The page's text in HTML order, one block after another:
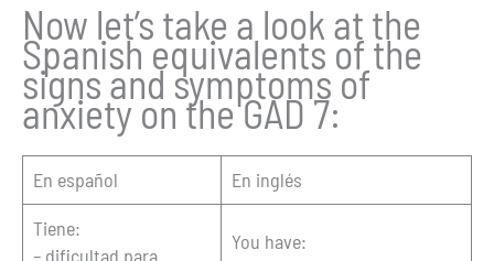
Now let’s take a look at the
Spanish equivalents of the
signs and symptoms of
anxiety on the GAD 7:
En español
En inglés
Tiene:
– dificultad para
You have: